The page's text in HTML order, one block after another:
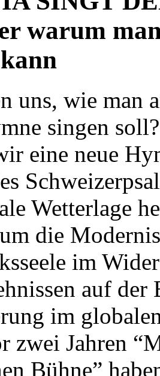
warum
uns, wie man
singen
eine neue
Wetterlage
die
im
auf
im
zwei Jahren
Bühne”